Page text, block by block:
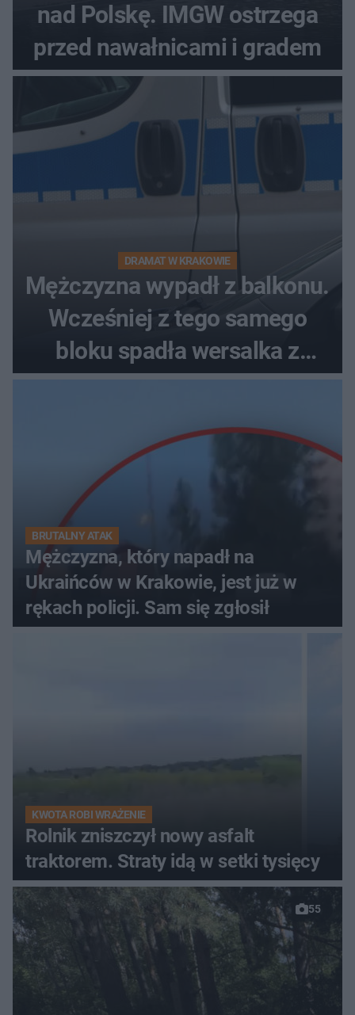
nad Polskę. IMGW ostrzega
przed nawałnicami i gradem
DRAMAT W KRAKOWIE
Mężczyzna wypadł z balkonu.
Wcześniej z tego samego
bloku spadła wersalka z
pościelą
BRUTALNY ATAK
Mężczyzna, który napadł na
Ukraińców w Krakowie, jest już w
rękach policji. Sam się zgłosił
KWOTA ROBI WRAŻENIE
Rolnik zniszczył nowy asfalt
traktorem. Straty idą w setki tysięcy
55